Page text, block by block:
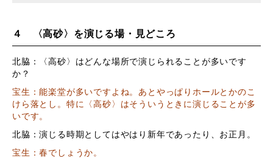
４ 〈高砂〉を演じる場・見どころ
北脇：〈高砂〉はどんな場所で演じられることが多いです
か？
宝生：能楽堂が多いですよね。あとやっぱりホールとかのこ
けら落とし。特に〈高砂〉はそういうときに演じることが多
いです。
北脇：演じる時期としてはやはり新年であったり、お正月。
宝生：春でしょうか。